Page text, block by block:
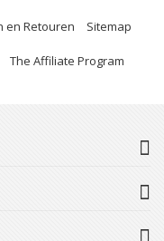
en Retouren Sitemap
The Affiliate Program